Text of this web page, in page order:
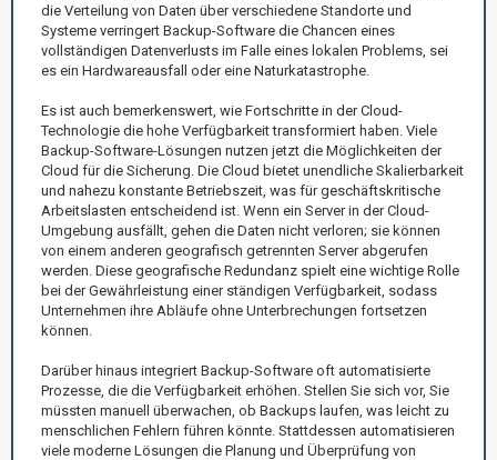
die Verteilung von Daten über verschiedene Standorte und
Systeme verringert Backup-Software die Chancen eines
vollständigen Datenverlusts im Falle eines lokalen Problems, sei
es ein Hardwareausfall oder eine Naturkatastrophe.
Es ist auch bemerkenswert, wie Fortschritte in der Cloud-
Technologie die hohe Verfügbarkeit transformiert haben. Viele
Backup-Software-Lösungen nutzen jetzt die Möglichkeiten der
Cloud für die Sicherung. Die Cloud bietet unendliche Skalierbarkeit
und nahezu konstante Betriebszeit, was für geschäftskritische
Arbeitslasten entscheidend ist. Wenn ein Server in der Cloud-
Umgebung ausfällt, gehen die Daten nicht verloren; sie können
von einem anderen geografisch getrennten Server abgerufen
werden. Diese geografische Redundanz spielt eine wichtige Rolle
bei der Gewährleistung einer ständigen Verfügbarkeit, sodass
Unternehmen ihre Abläufe ohne Unterbrechungen fortsetzen
können.
Darüber hinaus integriert Backup-Software oft automatisierte
Prozesse, die die Verfügbarkeit erhöhen. Stellen Sie sich vor, Sie
müssten manuell überwachen, ob Backups laufen, was leicht zu
menschlichen Fehlern führen könnte. Stattdessen automatisieren
viele moderne Lösungen die Planung und Überprüfung von